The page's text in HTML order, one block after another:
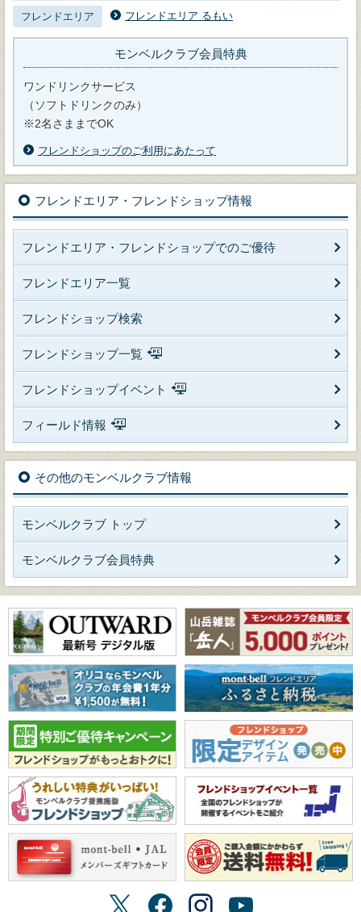
フレンドエリア フレンドエリア るもい
モンベルクラブ会員特典
ワンドリンクサービス
（ソフトドリンクのみ）
※2名さままでOK
フレンドショップのご利用にあたって
フレンドエリア・フレンドショップ情報
フレンドエリア・フレンドショップでのご優待
フレンドエリア一覧
フレンドショップ検索
フレンドショップ一覧
フレンドショップイベント
フィールド情報
その他のモンベルクラブ情報
モンベルクラブ トップ
モンベルクラブ会員特典